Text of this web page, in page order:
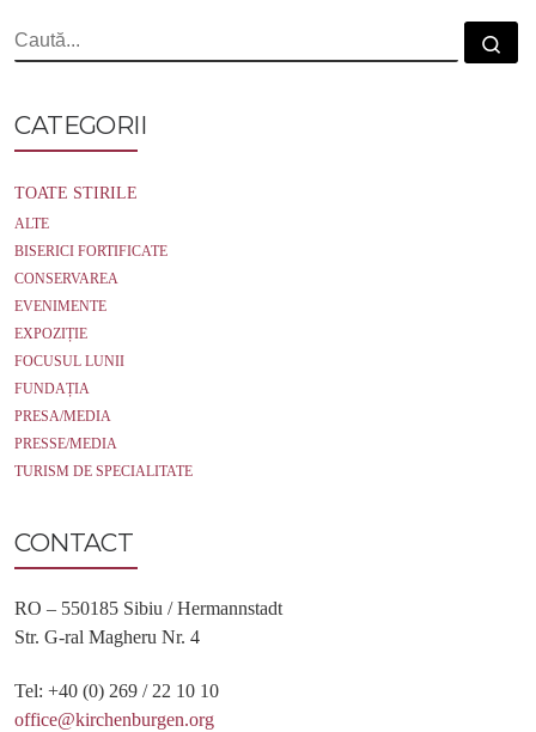
k
CĂUTARE
CATEGORII
TOATE STIRILE
ALTE
BISERICI FORTIFICATE
CONSERVAREA
EVENIMENTE
EXPOZIȚIE
FOCUSUL LUNII
FUNDAȚIA
PRESA/MEDIA
PRESSE/MEDIA
TURISM DE SPECIALITATE
CONTACT
RO – 550185 Sibiu / Hermannstadt
Str. G-ral Magheru Nr. 4
Tel: +40 (0) 269 / 22 10 10
office@kirchenburgen.org